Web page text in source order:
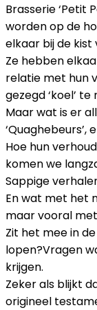
Brasserie ‘Petit
worden op de
elkaar bij de kist
Ze hebben
relatie met hun
gezegd ‘koel’ te
Maar wat is er
Hoe hun
komen we
Sappige
En wat met het
maar vooral
Zit het mee in
lopen?Vragen
krijgen.
Zeker als blijkt
origineel